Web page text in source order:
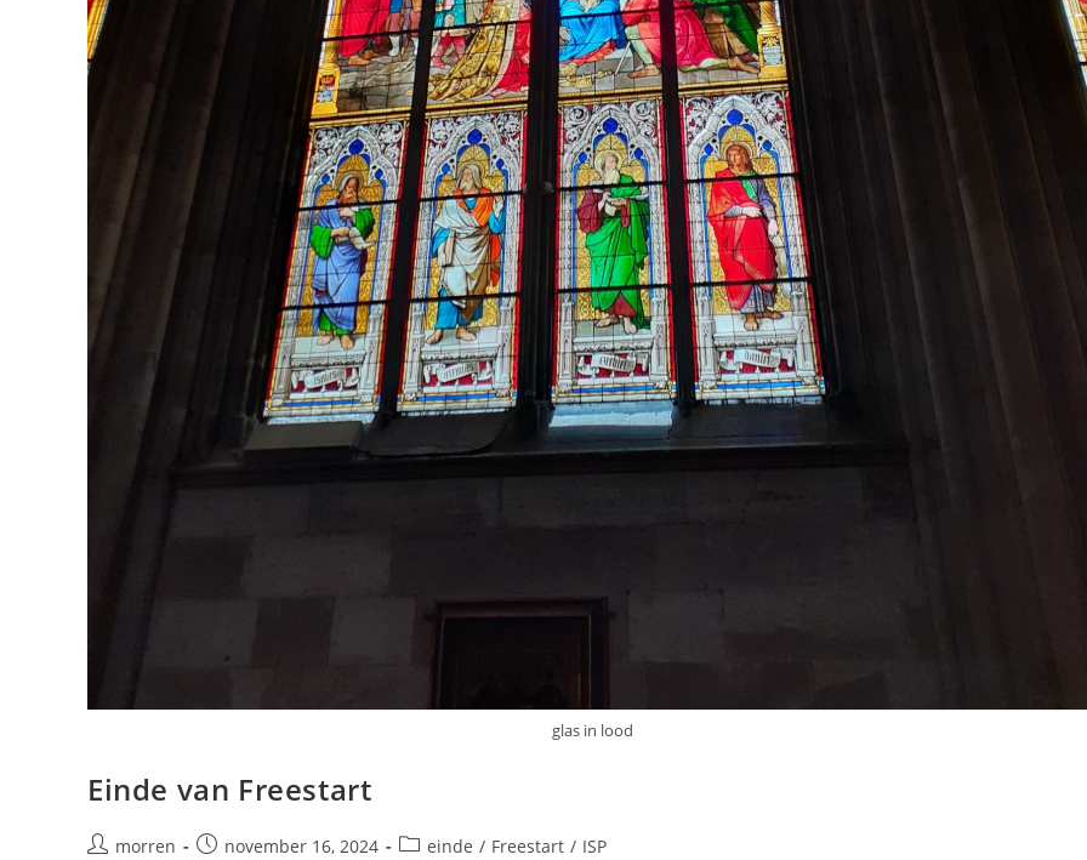
glas in lood
Einde van Freestart
Berichtmorren
Berichtnovember 16, 2024 Berichtcategorie:
einde / Freestart / ISP